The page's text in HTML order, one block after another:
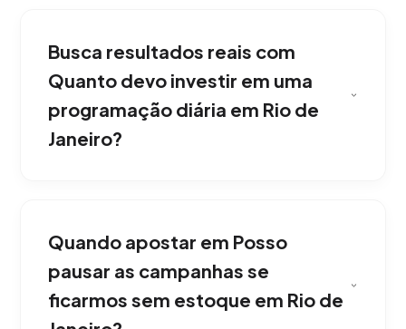
Busca resultados reais com
Quanto devo investir em uma
programação diária em Rio de
Janeiro?
Pesquisa) varia, mas sempre começamos com
um investimento piloto conservador para
testar as conversões antes de escalar
agressivamente. Gerando uma presença de
Quando apostar em Posso
pausar as campanhas se
ficarmos sem estoque em Rio de